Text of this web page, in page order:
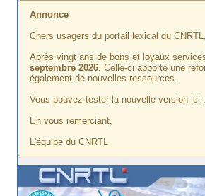
Annonce
Chers usagers du portail lexical du CNRTL,
Après vingt ans de bons et loyaux
septembre 2026. Celle-ci apporte une
également de nouvelles ressources.
Vous pouvez tester la nouvelle version ici :
En vous remerciant,
L'équipe du CNRTL